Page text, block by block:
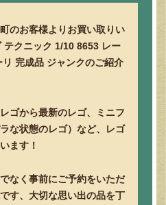
のお客様よりお買い取りい
テクニック 1/10 8653 レー
完成品 ジャンクのご紹介
ゴから最新のレゴ、ミニフ
な状態のレゴ）など、レゴ
ます！
なく事前にご予約をいただ
す、大切な思い出の品を丁